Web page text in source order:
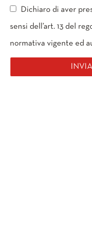
Dichiaro di aver
sensi dell’art. 13 del
normativa vigente ed